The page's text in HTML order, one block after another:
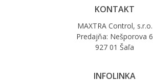
KONTAKT
MAXTRA Control, s.r.o.
Predajňa: Nešporova 6
927 01 Šaľa
INFOLINKA